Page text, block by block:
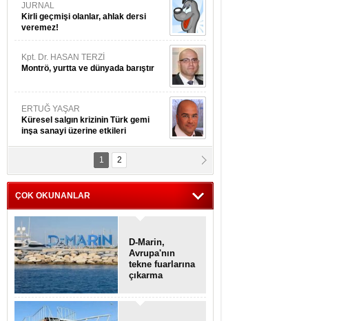
JURNAL
Kirli geçmişi olanlar, ahlak dersi
veremez!
Kpt. Dr. HASAN TERZİ
Montrö, yurtta ve dünyada barıştır
ERTUĞ YAŞAR
Küresel salgın krizinin Türk gemi
inşa sanayi üzerine etkileri
Kpt. MESUT AZMİ GÖKSOY
ithafen...
1 2
ÇOK OKUNANLAR
D-Marin,
Avrupa'nın
tekne fuarlarına
çıkarma